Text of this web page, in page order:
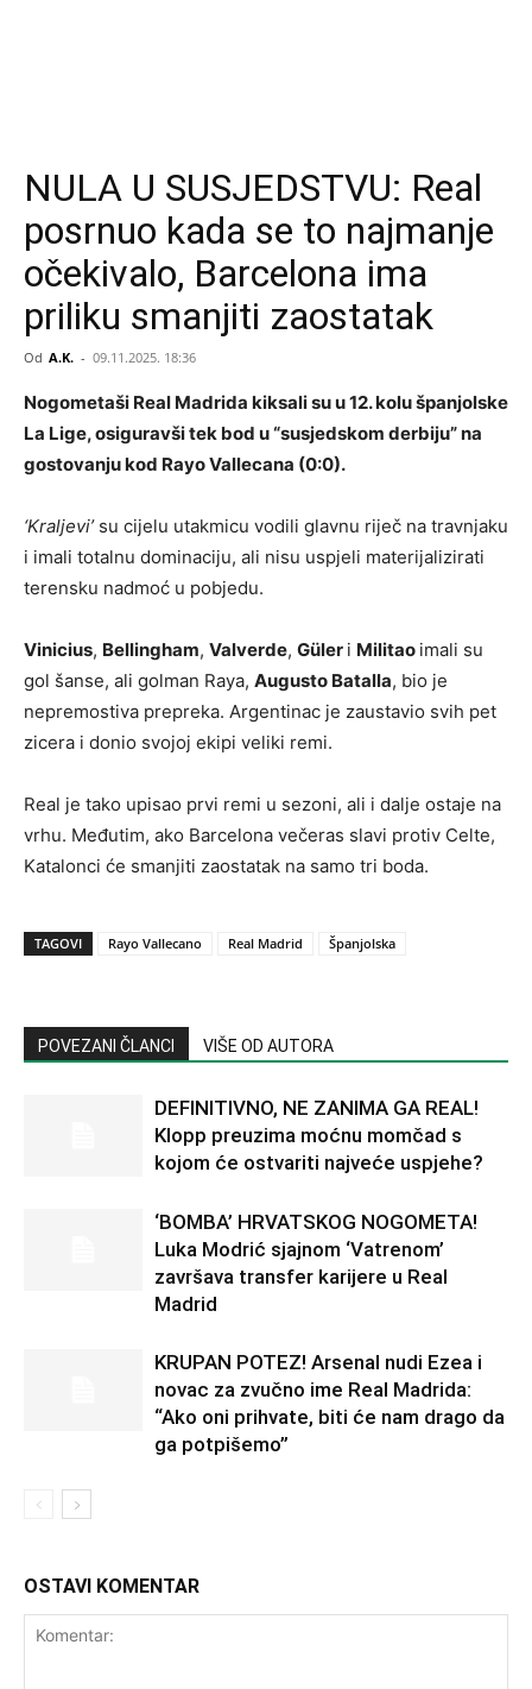
NULA U SUSJEDSTVU: Real
posrnuo kada se to najmanje
očekivalo, Barcelona ima
priliku smanjiti zaostatak
Od A.K. - 09.11.2025. 18:36
Nogometaši Real Madrida kiksali su u 12. kolu španjolske
La Lige, osiguravši tek bod u “susjedskom derbiju” na
gostovanju kod Rayo Vallecana (0:0).
‘Kraljevi’su cijelu utakmicu vodili glavnu riječ na travnjaku
i imali totalnu dominaciju, ali nisu uspjeli materijalizirati
terensku nadmoć u pobjedu.
Vinicius, Bellingham, Valverde, Güler i Militao imali su
gol šanse, ali golman Raya, Augusto Batalla, bio je
nepremostiva prepreka. Argentinac je zaustavio svih pet
zicera i donio svojoj ekipi veliki remi.
Real je tako upisao prvi remi u sezoni, ali i dalje ostaje na
vrhu. Međutim, ako Barcelona večeras slavi protiv Celte,
Katalonci će smanjiti zaostatak na samo tri boda.
TAGOVI Rayo Vallecano Real Madrid Španjolska
POVEZANI ČLANCI VIŠE OD AUTORA
DEFINITIVNO, NE ZANIMA GA REAL!
Klopp preuzima moćnu momčad s
kojom će ostvariti najveće uspjehe?
‘BOMBA’ HRVATSKOG NOGOMETA!
Luka Modrić sjajnom ‘Vatrenom’
završava transfer karijere u Real
Madrid
KRUPAN POTEZ! Arsenal nudi Ezea i
novac za zvučno ime Real Madrida:
“Ako oni prihvate, biti će nam drago da
ga potpišemo”
OSTAVI KOMENTAR